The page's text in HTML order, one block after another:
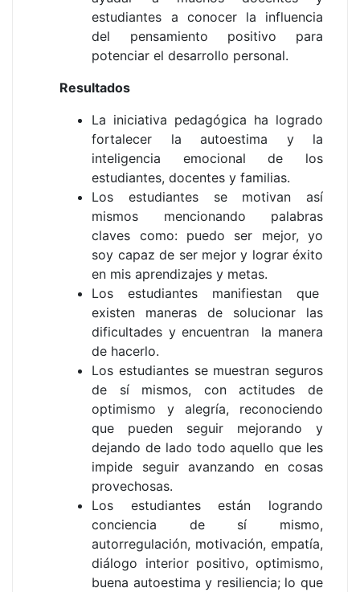
estudiantes a conocer la influencia
del pensamiento positivo para
potenciar el desarrollo personal.
Resultados
La iniciativa pedagógica ha logrado
fortalecer la autoestima y la
inteligencia emocional de los
estudiantes, docentes y familias.
Los estudiantes se motivan así
mismos mencionando palabras
claves como: puedo ser mejor, yo
soy capaz de ser mejor y lograr éxito
en mis aprendizajes y metas.
Los estudiantes manifiestan que
existen maneras de solucionar las
dificultades y encuentran la manera
de hacerlo.
Los estudiantes se muestran seguros
de sí mismos, con actitudes de
optimismo y alegría, reconociendo
que pueden seguir mejorando y
dejando de lado todo aquello que les
impide seguir avanzando en cosas
provechosas.
Los estudiantes están logrando
conciencia de sí mismo,
autorregulación, motivación, empatía,
diálogo interior positivo, optimismo,
buena autoestima y resiliencia; lo que